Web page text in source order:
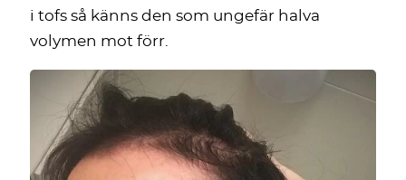
i tofs så känns den som ungefär halva
volymen mot förr.